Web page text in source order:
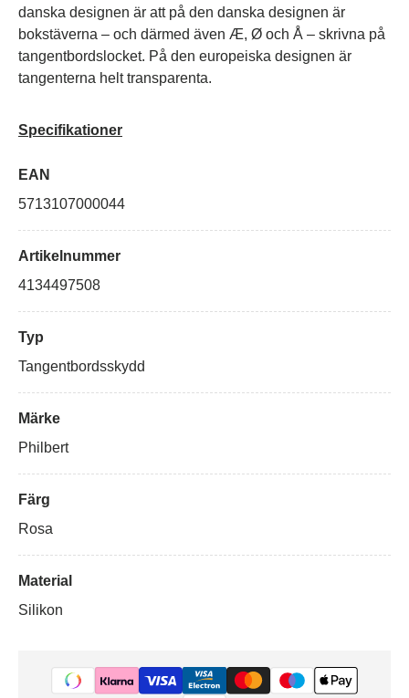
danska designen är att på den danska designen är
bokstäverna – och därmed även Æ, Ø och Å – skrivna på
tangentbordslocket. På den europeiska designen är
tangenterna helt transparenta.
Specifikationer
EAN
5713107000044
Artikelnummer
4134497508
Typ
Tangentbordsskydd
Märke
Philbert
Färg
Rosa
Material
Silikon